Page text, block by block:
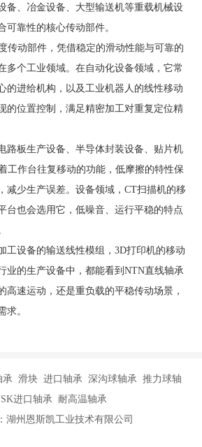
备、冶金设备、大型输送机等重载机械设
可靠性的核心传动部件。
传动部件，凭借稳定的滑动性能与可靠的
多个工业领域。在自动化设备领域，它常
的进给机构，以及工业机器人的线性移动
的位置控制，满足精密加工对重复定位精
路板生产设备、半导体封装设备、贴片机
工作台往复移动的功能，低摩擦的特性保
减少生产误差。设备领域，CT扫描机的移
台也会选用它，低噪音、运行平稳的特点
工设备的输送线性模组，3D打印机的移动
业的生产设备中，都能看到NTN直线轴承
高速运动，还是重负载的平稳传动场景，
求。
承 滑块 进口轴承 深沟球轴承 推力球轴
进口轴承 耐高温轴承
湖州恩斯凯工业技术有限公司